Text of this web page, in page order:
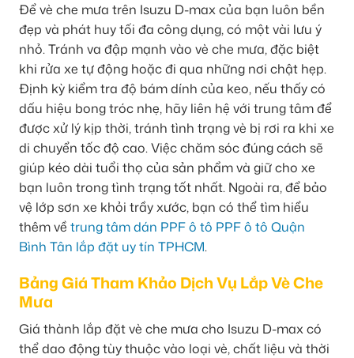
Để vè che mưa trên Isuzu D-max của bạn luôn bền
đẹp và phát huy tối đa công dụng, có một vài lưu ý
nhỏ. Tránh va đập mạnh vào vè che mưa, đặc biệt
khi rửa xe tự động hoặc đi qua những nơi chật hẹp.
Định kỳ kiểm tra độ bám dính của keo, nếu thấy có
dấu hiệu bong tróc nhẹ, hãy liên hệ với trung tâm để
được xử lý kịp thời, tránh tình trạng vè bị rơi ra khi xe
di chuyển tốc độ cao. Việc chăm sóc đúng cách sẽ
giúp kéo dài tuổi thọ của sản phẩm và giữ cho xe
bạn luôn trong tình trạng tốt nhất. Ngoài ra, để bảo
vệ lớp sơn xe khỏi trầy xước, bạn có thể tìm hiểu
thêm về trung tâm dán PPF ô tô PPF ô tô Quận
Bình Tân lắp đặt uy tín TPHCM.
Bảng Giá Tham Khảo Dịch Vụ Lắp Vè Che
Mưa
Giá thành lắp đặt vè che mưa cho Isuzu D-max có
thể dao động tùy thuộc vào loại vè, chất liệu và thời